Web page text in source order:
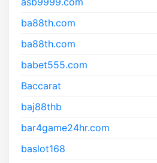
ba88th.com
ba88th.com
babet555.com
Baccarat
baj88thb
bar4game24hr.com
baslot168